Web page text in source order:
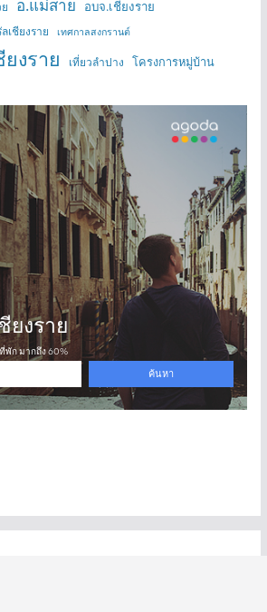
อ.แม่สาย อบจ.เชียงราย
เชียงราย เทศกาลสงกรานต์
งราย เที่ยวลำปาง โครงการหมู่บ้าน